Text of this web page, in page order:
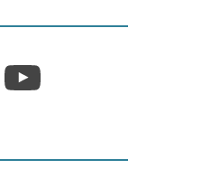
YouTube